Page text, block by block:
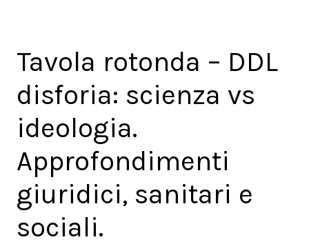
Tavola rotonda – DDL
disforia: scienza vs
ideologia.
Approfondimenti
giuridici, sanitari e
sociali.